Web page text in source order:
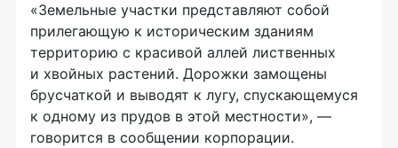
«Земельные участки представляют собой
прилегающую к историческим зданиям
территорию с красивой аллей лиственных
и хвойных растений. Дорожки замощены
брусчаткой и выводят к лугу, спускающемуся
к одному из прудов в этой местности», —
говорится в сообщении корпорации.